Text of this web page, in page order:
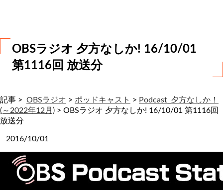
OBSラジオ 夕方なしか! 16/10/01
第1116回 放送分
記事 > OBSラジオ > ポッドキャスト > Podcast_夕方なしか！
(～2022年12月) > OBSラジオ 夕方なしか! 16/10/01 第1116回
放送分
2016/10/01